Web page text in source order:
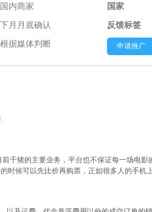
国内商家 国家
下月月底确认 反馈标签
根据媒体判断 申请推广
千猪的主要业务，平台也不保证每一场电
时候可以先比价再购票，正如很多人的手机